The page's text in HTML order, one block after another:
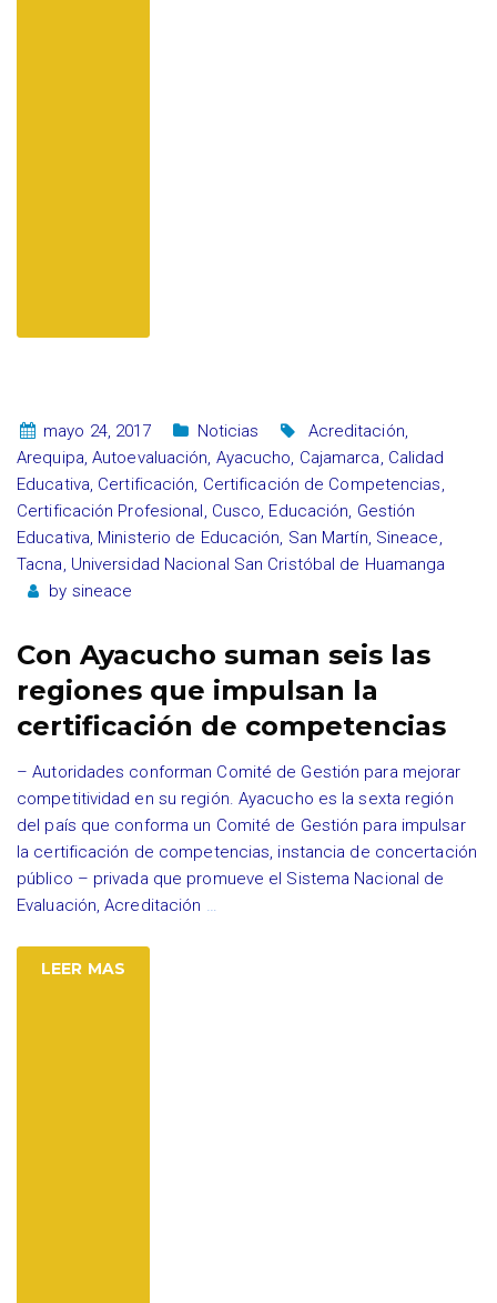
mayo 24, 2017 Noticias Acreditación,
Arequipa,Autoevaluación, Ayacucho, Cajamarca, Calidad
Educativa, Certificación, Certificación de Competencias,
Certificación Profesional, Cusco, Educación, Gestión
Educativa, Ministerio de Educación, San Martín, Sineace,
Tacna, Universidad Nacional San Cristóbal de Huamanga
by sineace
Con Ayacucho suman seis las
regiones que impulsan la
certificación de competencias
– Autoridades conforman Comité de Gestión para mejorar
competitividad en su región. Ayacucho es la sexta región
del país que conforma un Comité de Gestión para impulsar
la certificación de competencias, instancia de concertación
público – privada que promueve el Sistema Nacional de
Evaluación, Acreditación …
LEER MAS